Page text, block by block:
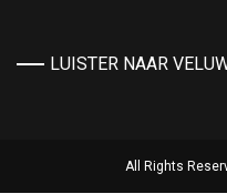
LUISTER NAAR
All Rights